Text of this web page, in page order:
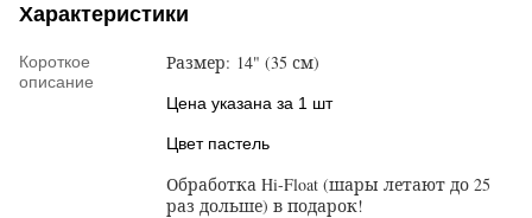
Характеристики
Короткое
описание
Размер: 14" (35 см)
Цена указана за 1 шт
Цвет пастель
Обработка Hi-Float (шары летают до 25
раз дольше) в подарок!